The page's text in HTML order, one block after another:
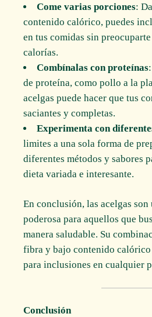
Come varias porciones:
contenido calórico, puedes
en tus comidas sin
calorías.
Combínalas con proteínas
de proteína, como pollo a la
acelgas puede hacer que tus
saciantes y completas.
Experimenta con
limites a una sola forma de
diferentes métodos y sabores
dieta variada e interesante.
En conclusión, las acelgas son
poderosa para aquellos que
manera saludable. Su
fibra y bajo contenido calórico
para inclusiones en cualquier
Conclusión